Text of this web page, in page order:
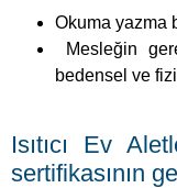
Okuma yazma
Mesleğin
bedensel ve
Isıtıcı Ev
sertifikasının